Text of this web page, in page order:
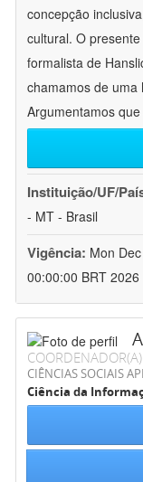
concepção
cultural. O
formalista de
chamamos de uma
Argumentamos
Instituição/UF/
- MT - Brasil
Vigência: Mon
00:00:00 BRT 2026
COORDENADOR(A)
CIÊNCIAS SOCIAIS
Ciência da